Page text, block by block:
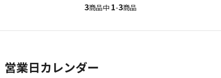
3商品中 1-3商品
営業日カレンダー